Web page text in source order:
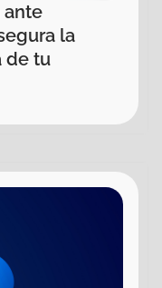
ante
la
de tu